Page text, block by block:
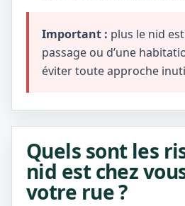
Important : plus le nid
passage ou d’une
éviter toute approche
Quels sont les
nid est chez
votre rue ?